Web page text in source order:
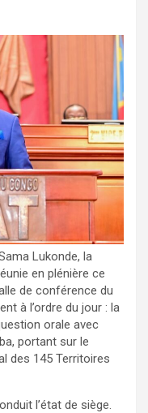
Lukonde, la
en plénière ce
de conférence du
à l’ordre du jour : la
orale avec
portant sur le
des 145 Territoires
l’état de siège.